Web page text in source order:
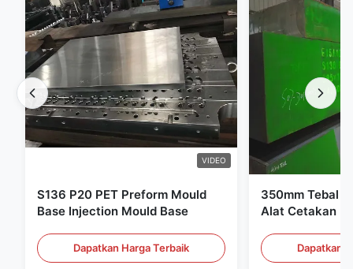
VIDEO
S136 P20 PET Preform Mould
Base Injection Mould Base
Dapatkan Harga Terbaik
350mm Tebal
Alat Cetakan
Dapatkan